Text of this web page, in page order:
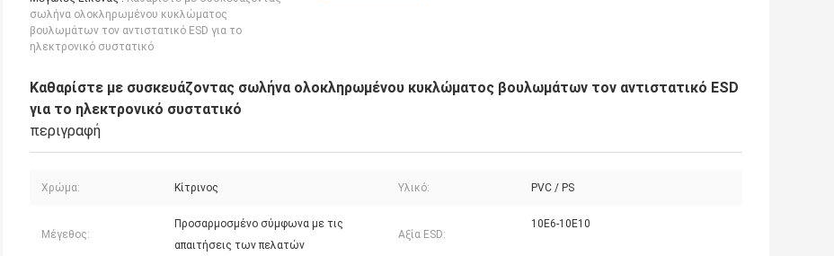
σωλήνα ολοκληρωμένου κυκλώματος
βουλωμάτων τον αντιστατικό ESD για το
ηλεκτρονικό συστατικό
Καθαρίστε με συσκευάζοντας σωλήνα ολοκληρωμένου κυκλώματος βουλωμάτων τον αντιστατικό ESD
για το ηλεκτρονικό συστατικό
περιγραφή
Χρώμα: Κίτρινος Υλικό: PVC / PS
Μέγεθος:
Προσαρμοσμένο σύμφωνα με τις
απαιτήσεις των πελατών
Αξία ESD:
10E6-10E10